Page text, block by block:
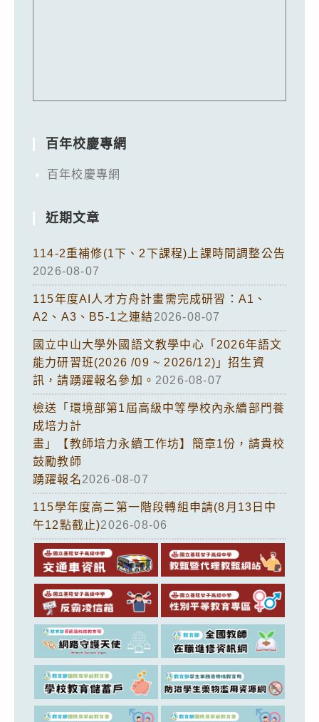
百年校慶專網
百年校慶專網
近期文章
114-2重補修(1下、2下課程)上課時間調整公告
2026-08-07
115年度AI人才方舟計畫需完成研習：A1、
A2、A3、B5-1之連結2026-08-07
國立中山大學外國語文教學中心「2026年語文
能力研習班(2026 /09 ~ 2026/12)」招生資
訊，請踴躍報名參加。 2026-08-07
檢送「環境部第1屆高級中等學校內永續部門養
成培力計
畫」【教師培力永續工作坊】簡章1份，請貴校
鼓勵教師
踴躍報名2026-08-07
115學年度高二第一階段轉組申請(8月13日中
午12點截止)2026-08-06